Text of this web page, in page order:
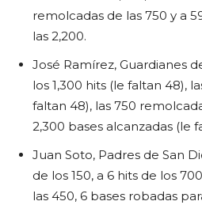
remolcadas de las 750 y a
las 2,200.
José Ramírez, Guardianes
los 1,300 hits (le faltan 48),
faltan 48), las 750
2,300 bases alcanzadas (le
Juan Soto, Padres de San
de los 150, a 6 hits de los
las 450, 6 bases robadas